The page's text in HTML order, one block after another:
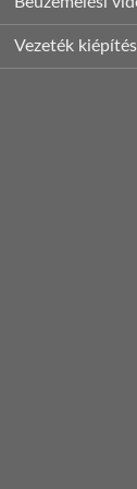
Vezeték kiépítés